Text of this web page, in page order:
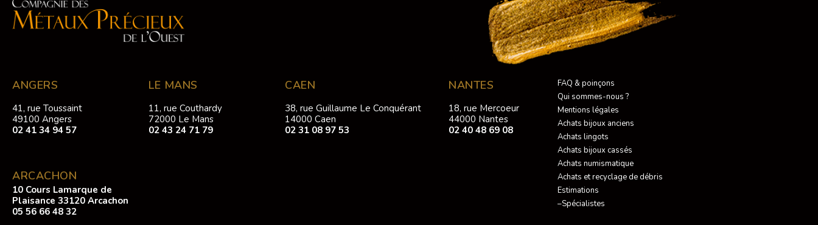
ANGERS
41, rue Toussaint
49100 Angers
02 41 34 94 57
ARCACHON
10 Cours Lamarque de
Plaisance 33120 Arcachon
05 56 66 48 32
LE MANS
11, rue Couthardy
72000 Le Mans
02 43 24 71 79
CAEN
38, rue Guillaume Le Conquérant
14000 Caen
02 31 08 97 53
NANTES
18, rue Mercoeur
44000 Nantes
02 40 48 69 08
FAQ & poinçons
Qui sommes-nous ?
Mentions légales
Achats bijoux anciens
Achats lingots
Achats bijoux cassés
Achats numismatique
Achats et recyclage de débris
Estimations
–Spécialistes